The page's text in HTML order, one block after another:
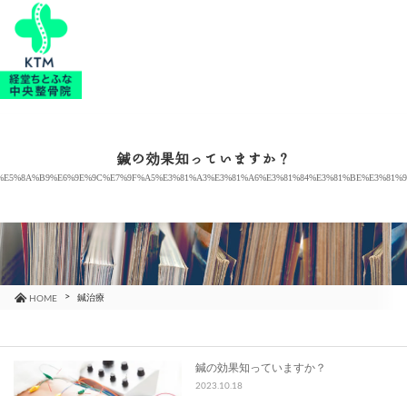
鍼の効果知っていますか？
HOME 鍼治療
鍼の効果知っていますか？
2023.10.18
当院のご紹介
お知らせ
ブログ
コラム
アクセス